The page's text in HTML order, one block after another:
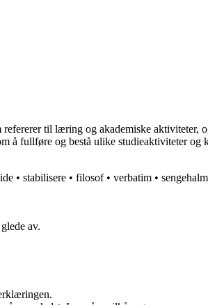
til læring og akademiske aktiviteter,
å fullføre og bestå ulike studieaktiviteter
• stabilisere • filosof• verbatim • sengehalm
av.